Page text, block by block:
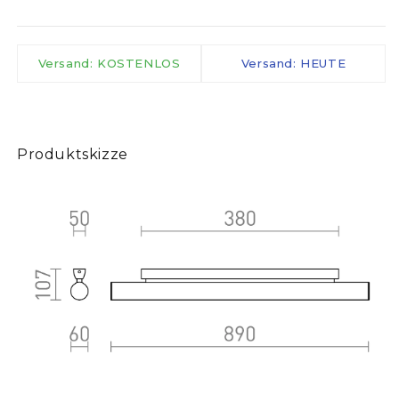
Versand: KOSTENLOS Versand: HEUTE
Produktskizze